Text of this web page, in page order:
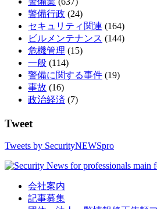
警備行政 (24)
セキュリティ関連 (164)
ビルメンテナンス (144)
危機管理 (15)
一般 (114)
警備に関する事件 (19)
事故 (16)
政治経済 (7)
Tweet
Tweets by SecurityNEWSpro
会社案内
記事募集